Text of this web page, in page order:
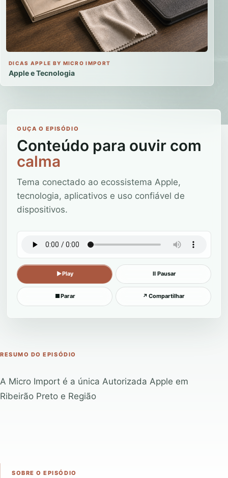
DICAS APPLE BY MICRO IMPORT
Apple e Tecnologia
OUÇA O EPISÓDIO
Conteúdo para ouvir com
calma
Tema conectado ao ecossistema Apple,
tecnologia, aplicativos e uso confiável de
dispositivos.
▶Play Ⅱ Pausar
■Parar ↗ Compartilhar
RESUMO DO EPISÓDIO
A Micro Import é a única Autorizada Apple em
Ribeirão Preto e Região
SOBRE O EPISÓDIO